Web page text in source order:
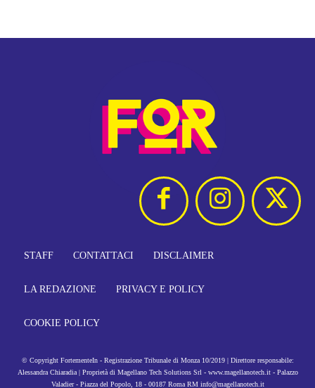
STAFF CONTATTACI DISCLAIMER
LA REDAZIONE PRIVACY E POLICY
COOKIE POLICY
© Copyright FortementeIn - Registrazione Tribunale di Monza 10/2019 | Direttore responsabile:
Alessandra Chiaradia | Proprietà di Magellano Tech Solutions Srl - www.magellanotech.it - Palazzo
Valadier - Piazza del Popolo, 18 - 00187 Roma RM info@magellanotech.it